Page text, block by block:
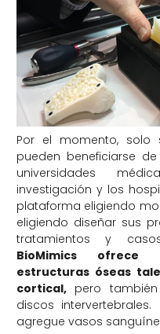
Por el momento, solo
pueden beneficiarse
universidades
investigación y los
plataforma eligiendo
eligiendo diseñar sus
tratamientos y
BioMimics ofrece
estructuras óseas
cortical,pero también
discos
agregue vasos